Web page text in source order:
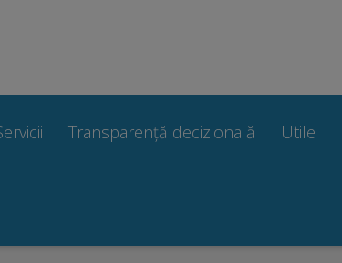
Transparență decizională Utile